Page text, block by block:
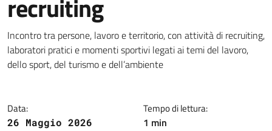
recruiting
Dettagli della notizia
Incontro tra persone, lavoro e territorio, con attività di recruiting,
laboratori pratici e momenti sportivi legati ai temi del lavoro,
dello sport, del turismo e dell’ambiente
Data:
26 Maggio 2026
Tempo di lettura:
1 min